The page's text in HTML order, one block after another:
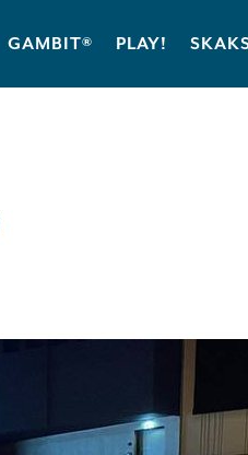
GAMBIT® PLAY!